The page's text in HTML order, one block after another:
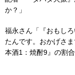
か？」
福永さん「『おもし
たんです。おかげさ
本酒1：焼酎9』の割